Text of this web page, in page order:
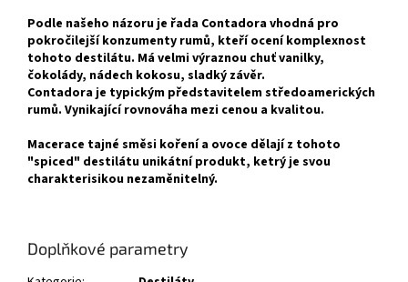
Podle našeho názoru je řada Contadora vhodná pro
pokročilejší konzumenty rumů, kteří ocení komplexnost
tohoto destilátu. Má velmi výraznou chuť vanilky,
čokolády, nádech kokosu, sladký závěr.
Contadora je typickým představitelem středoamerických
rumů. Vynikající rovnováha mezi cenou a kvalitou.
Macerace tajné směsi koření a ovoce dělají z tohoto
"spiced" destilátu unikátní produkt, ketrý je svou
charakterisikou nezaměnitelný.
Doplňkové parametry